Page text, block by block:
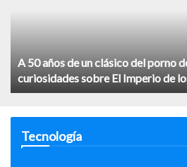
A 50 años de un clásico del porno
curiosidades sobre El Imperio de
Tecnología